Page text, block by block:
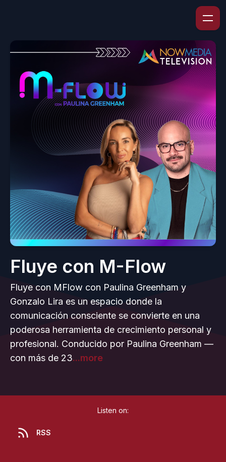
Fluye con M-Flow
Fluye con MFlow con Paulina Greenham y
Gonzalo Lira es un espacio donde la
comunicación consciente se convierte en una
poderosa herramienta de crecimiento personal y
profesional. Conducido por Paulina Greenham —
con más de 23...more
Listen on:
RSS